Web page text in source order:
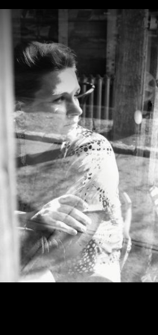
Madeleine Peyroux
Home News
Madeleine Peyroux -